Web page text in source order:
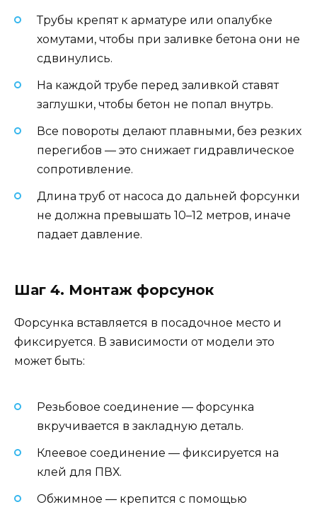
Трубы крепят к арматуре или опалубке
хомутами, чтобы при заливке бетона они не
сдвинулись.
На каждой трубе перед заливкой ставят
заглушки, чтобы бетон не попал внутрь.
Все повороты делают плавными, без резких
перегибов — это снижает гидравлическое
сопротивление.
Длина труб от насоса до дальней форсунки
не должна превышать 10–12 метров, иначе
падает давление.
Шаг 4. Монтаж форсунок
Форсунка вставляется в посадочное место и
фиксируется. В зависимости от модели это
может быть:
Резьбовое соединение — форсунка
вкручивается в закладную деталь.
Клеевое соединение — фиксируется на
клей для ПВХ.
Обжимное — крепится с помощью